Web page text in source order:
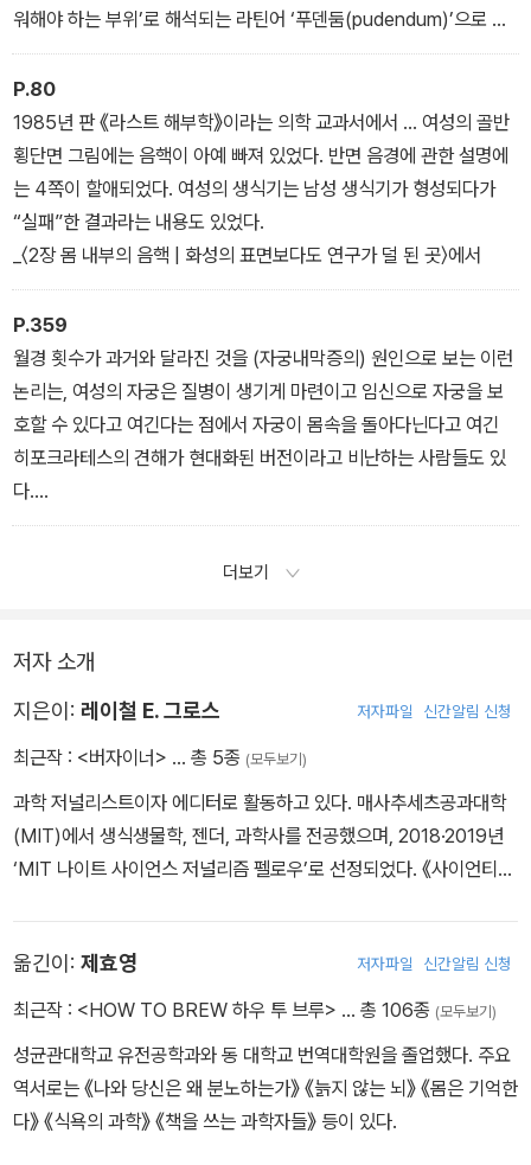
워해야 하는 부위’로 해석되는 라틴어 ‘푸덴둠(pudendum)’으로 기
재된 경우가 많다. 독일어로 음순은 ‘부끄러운 입술’을 뜻하는 ‘샴 리
펜(Scham lippen)’으로 불린다.
_〈프롤로그〉에서
P.80
1985년 판 《라스트 해부학》이라는 의학 교과서에서 … 여성의 골반
횡단면 그림에는 음핵이 아예 빠져 있었다. 반면 음경에 관한 설명에
는 4쪽이 할애되었다. 여성의 생식기는 남성 생식기가 형성되다가
“실패”한 결과라는 내용도 있었다.
_〈2장 몸 내부의 음핵 | 화성의 표면보다도 연구가 덜 된 곳〉에서
P.359
월경 횟수가 과거와 달라진 것을 (자궁내막증의) 원인으로 보는 이런
논리는, 여성의 자궁은 질병이 생기게 마련이고 임신으로 자궁을 보
호할 수 있다고 여긴다는 점에서 자궁이 몸속을 돌아다닌다고 여긴
히포크라테스의 견해가 현대화된 버전이라고 비난하는 사람들도 있
다.
_〈7장 자궁 | 여자의 말을 믿지 않는 의사들〉에서
더보기
저자 소개
지은이: 레이철 E. 그로스 저자파일 신간알림 신청
최근작 : <버자이너> … 총 5종 (모두보기)
과학 저널리스트이자 에디터로 활동하고 있다. 매사추세츠공과대학
(MIT)에서 생식생물학, 젠더, 과학사를 전공했으며, 2018·2019년
‘MIT 나이트 사이언스 저널리즘 펠로우’로 선정되었다. 《사이언티픽
옮긴이: 제효영 저자파일 신간알림 신청
최근작 : <HOW TO BREW 하우 투 브루> … 총 106종 (모두보기)
성균관대학교 유전공학과와 동 대학교 번역대학원을 졸업했다. 주요
역서로는 《나와 당신은 왜 분노하는가》 《늙지 않는 뇌》 《몸은 기억한
다》 《식욕의 과학》 《책을 쓰는 과학자들》 등이 있다.